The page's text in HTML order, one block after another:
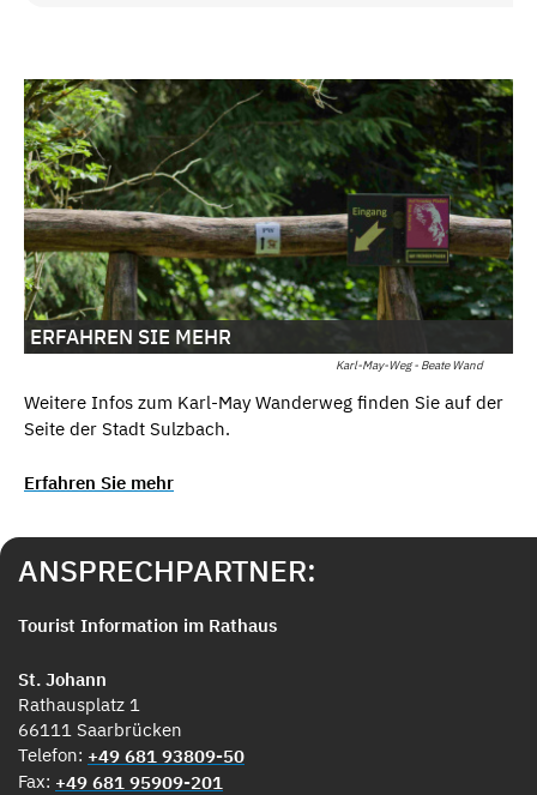
Karl-May-Weg - Beate Wand
ERFAHREN SIE MEHR
Weitere Infos zum Karl-May Wanderweg finden Sie auf der
Seite der Stadt Sulzbach.
Erfahren Sie mehr
ANSPRECHPARTNER:
Tourist Information im Rathaus
St. Johann
Rathausplatz 1
66111 Saarbrücken
Telefon: +49 681 93809-50
Fax: +49 681 95909-201